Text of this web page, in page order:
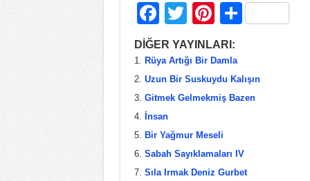
F
a
c
e
b
o
o
k
T
wi
tt
er
Pi
nt
er
e
st
S
e
DİĞER YAYINLARI:
Rüya Artığı Bir Damla
Uzun Bir Suskuydu Kalışın
Gitmek Gelmekmiş Bazen
İnsan
Bir Yağmur Meseli
Sabah Sayıklamaları IV
Sıla Irmak Deniz Gurbet